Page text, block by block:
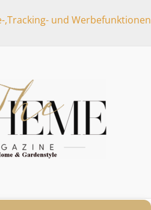
,Tracking- und Werbefunktionen